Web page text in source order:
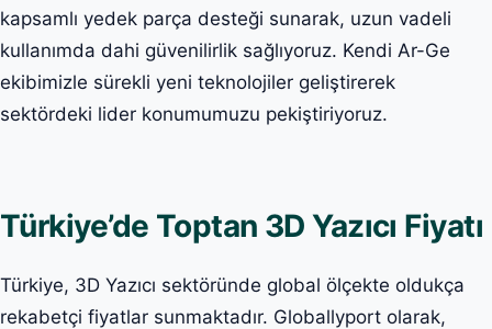
kapsamlı yedek parça desteği sunarak, uzun vadeli
kullanımda dahi güvenilirlik sağlıyoruz. Kendi Ar-Ge
ekibimizle sürekli yeni teknolojiler geliştirerek
sektördeki lider konumumuzu pekiştiriyoruz.
Türkiye’de Toptan 3D Yazıcı Fiyatı
Türkiye, 3D Yazıcı sektöründe global ölçekte oldukça
rekabetçi fiyatlar sunmaktadır. Globallyport olarak,